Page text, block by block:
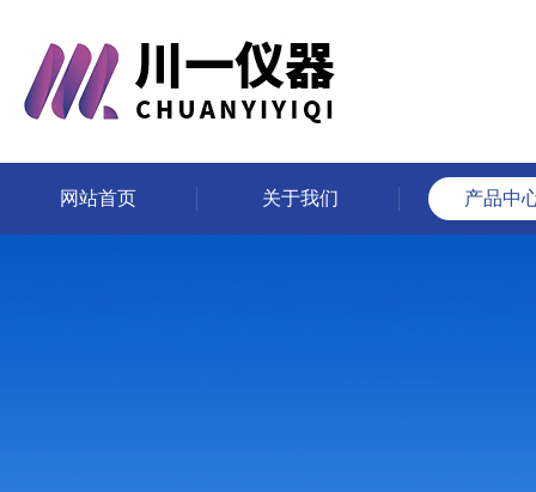
网站首页 关于我们 产品中